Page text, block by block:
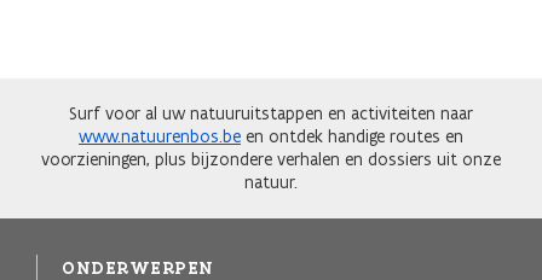
Surf voor al uw natuuruitstappen en activiteiten naar
www.natuurenbos.be en ontdek handige routes en
voorzieningen, plus bijzondere verhalen en dossiers uit onze
natuur.
ONDERWERPEN